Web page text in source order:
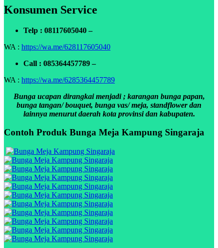
Konsumen Service
Telp : 08117605040 –
WA : https://wa.me/628117605040
Call : 085364457789 –
WA : https://wa.me/6285364457789
Bunga ucapan dirangkai menjadi ; karangan bunga papan,
bunga tangan/ bouquet, bunga vas/ meja, standflower dan
lainnya menurut daerah kota provinsi dan kabupaten.
Contoh Produk Bunga Meja Kampung Singaraja